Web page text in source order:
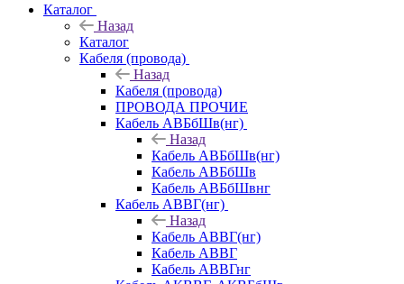
Каталог
Назад
Каталог
Кабеля (провода)
Назад
Кабеля (провода)
ПРОВОДА ПРОЧИЕ
Кабель АВБбШв(нг)
Назад
Кабель АВБбШв(нг)
Кабель АВБбШв
Кабель АВБбШвнг
Кабель АВВГ(нг)
Назад
Кабель АВВГ(нг)
Кабель АВВГ
Кабель АВВГнг